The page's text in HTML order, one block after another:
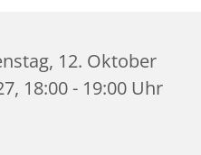
12. Oktober
18:00 - 19:00 Uhr